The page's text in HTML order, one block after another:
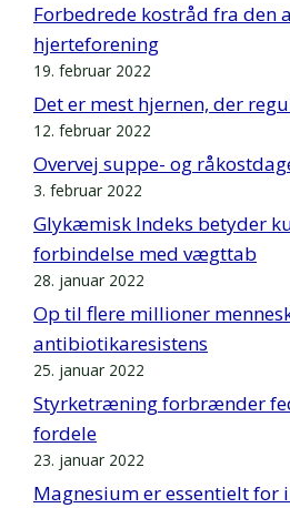
Forbedrede kostråd fra den
hjerteforening
19. februar 2022
Det er mest hjernen, der
12. februar 2022
Overvej suppe- og
3. februar 2022
Glykæmisk Indeks betyder
forbindelse med vægttab
28. januar 2022
Op til flere millioner
antibiotikaresistens
25. januar 2022
Styrketræning forbrænder
fordele
23. januar 2022
Magnesium er essentielt for